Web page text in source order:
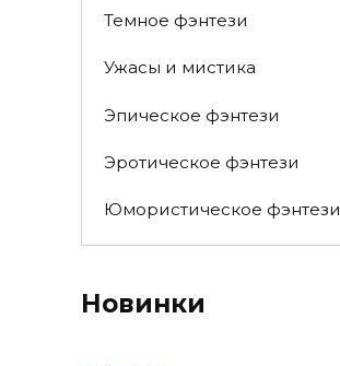
Темное фэнтези
Ужасы и мистика
Эпическое фэнтези
Эротическое фэнтези
Юмористическое фэнтези
Новинки